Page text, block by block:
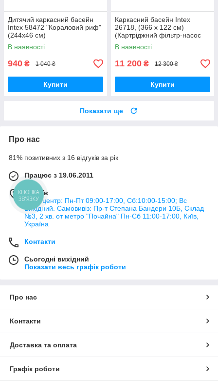
Дитячий каркасний басейн
Intex 58472 "Кораловий риф"
(244х46 см)
В наявності
940 ₴ 1 040 ₴
Купити
Каркасний басейн Intex
26718, (366 x 122 см)
(Картріджний фільтр-насос
3785 л/год, драбина)
В наявності
11 200 ₴ 12 300 ₴
Купити
Показати ще
Про нас
81% позитивних з 16 відгуків за рік
Працює з 19.06.2011
м. Київ
Колл-центр: Пн-Пт 09:00-17:00, Сб:10:00-15:00; Вс
Вихідний. Самовивіз: Пр-т Степана Бандери 10Б, Склад
№3, 2 хв. от метро "Почайна" Пн-Cб 11:00-17:00, Київ,
Україна
Контакти
Сьогодні вихідний
Показати весь графік роботи
Про нас
Контакти
Доставка та оплата
Графік роботи
КНОПКА
ЗВ'ЯЗКУ